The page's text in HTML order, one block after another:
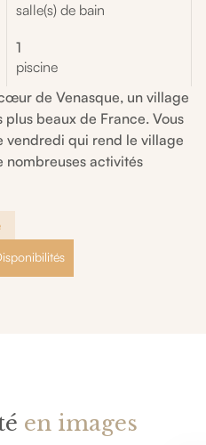
salle(s) de bain
1
piscine
de Venasque, un village
beaux de France. Vous
vendredi qui rend le village
activités
en images